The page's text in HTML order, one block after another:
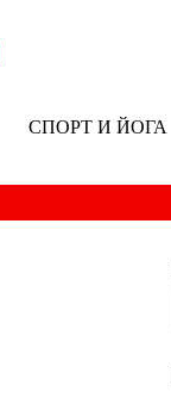
СПОРТ И ЙОГА